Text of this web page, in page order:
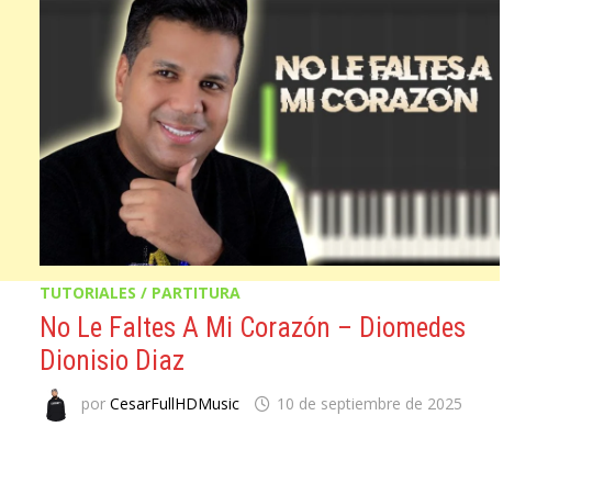
TUTORIALES / PARTITURA
No Le Faltes A Mi Corazón – Diomedes
Dionisio Diaz
por CesarFullHDMusic 10 de septiembre de 2025